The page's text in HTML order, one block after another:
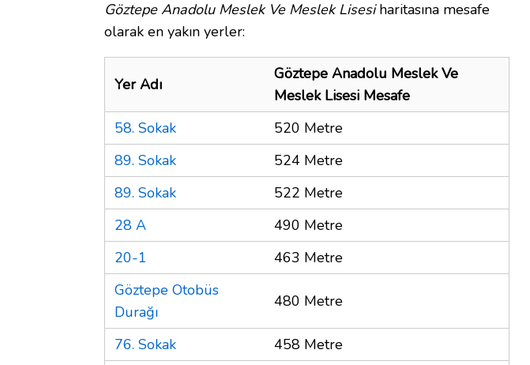
Göztepe Anadolu Meslek Ve Meslek Lisesiharitasına mesafe
olarak en yakın yerler:
Yer Adı
Göztepe Anadolu Meslek Ve
Meslek Lisesi Mesafe
58. Sokak
520 Metre
89. Sokak
524 Metre
89. Sokak
522 Metre
28 A
490 Metre
20-1
463 Metre
Göztepe Otobüs
Durağı
480 Metre
76. Sokak
458 Metre